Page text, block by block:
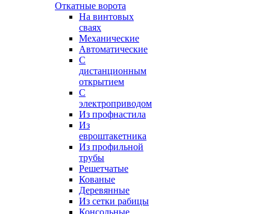
Откатные ворота
На винтовых
сваях
Механические
Автоматические
С
дистанционным
открытием
С
электроприводом
Из профнастила
Из
евроштакетника
Из профильной
трубы
Решетчатые
Кованые
Деревянные
Из сетки рабицы
Консольные